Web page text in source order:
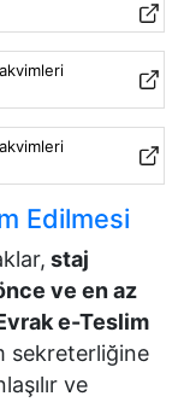
Edilmesi
staj
ve en az
e-Teslim
sekreterliğine
ve